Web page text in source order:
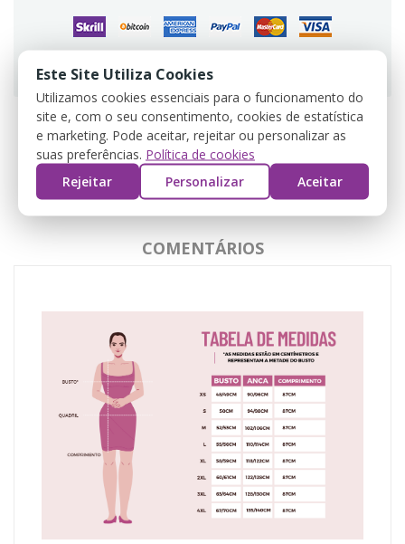
DESCRIÇÃO
DADOS DO PRODUTO
COMENTÁRIOS
Este Site Utiliza Cookies
Utilizamos cookies essenciais para o funcionamento do
site e, com o seu consentimento, cookies de estatística
e marketing. Pode aceitar, rejeitar ou personalizar as
suas preferências. Política de cookies
Rejeitar
Personalizar Aceitar